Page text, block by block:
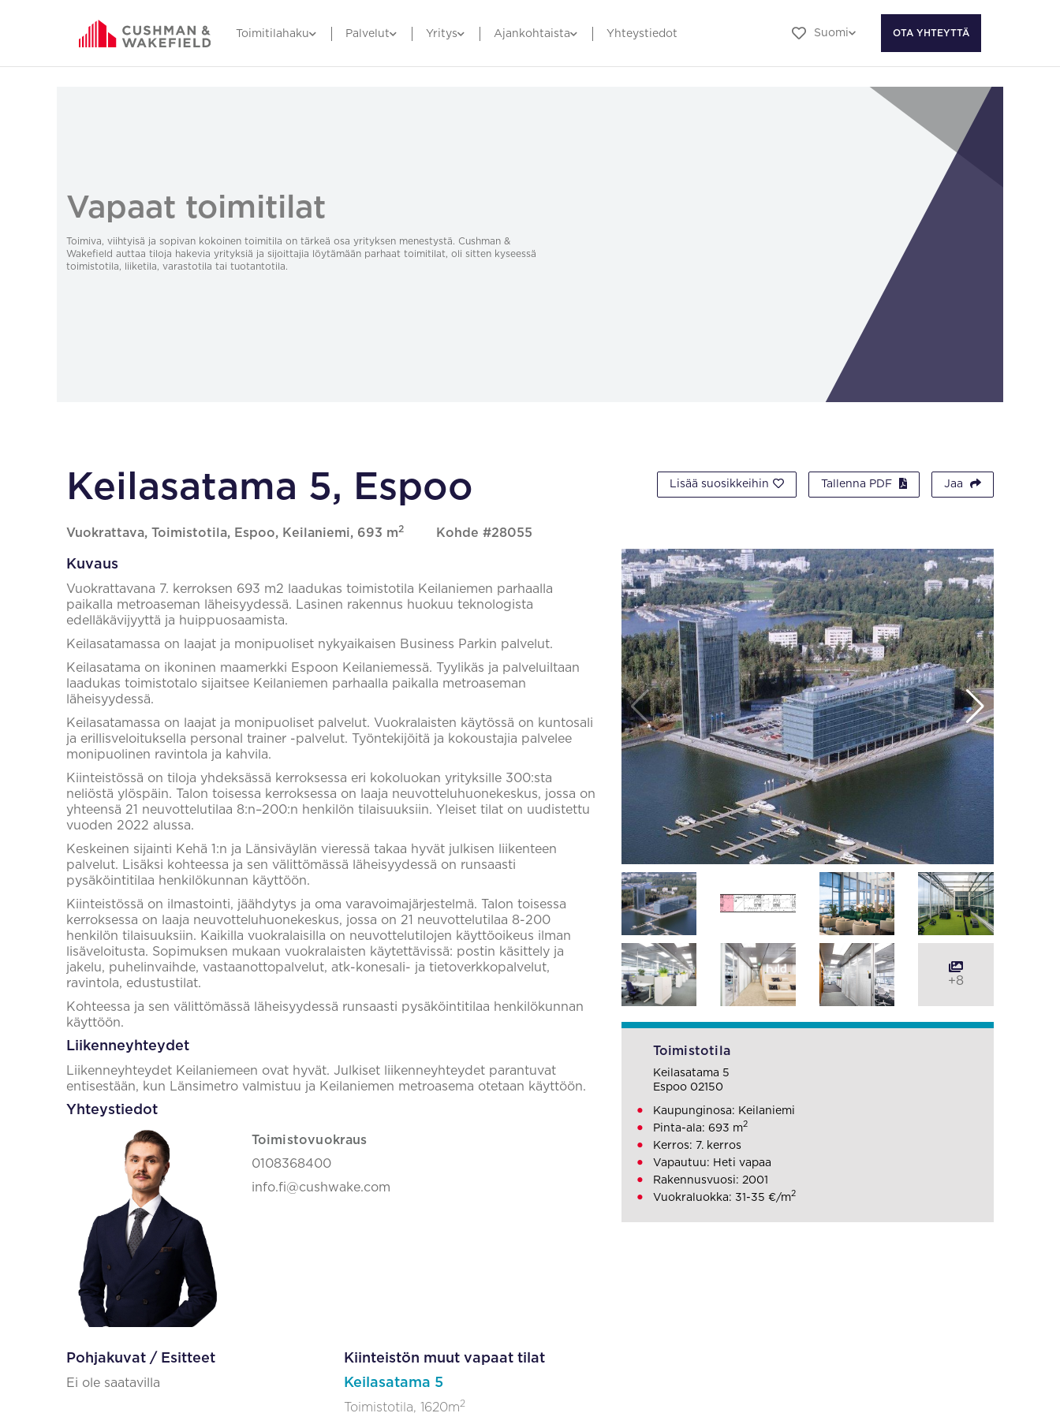
Toimitilahaku Palvelut Yritys Ajankohtaista Yhteystiedot Suomi OTA YHTEYTTÄ
Vapaat toimitilat
Toimiva, viihtyisä ja sopivan kokoinen toimitila on tärkeä osa yrityksen menestystä. Cushman &
Wakefield auttaa tiloja hakevia yrityksiä ja sijoittajia löytämään parhaat toimitilat, oli sitten kyseessä
toimistotila, liiketila, varastotila tai tuotantotila.
Keilasatama 5, Espoo
Vuokrattava, Toimistotila, Espoo, Keilaniemi, 693 m2 Kohde #28055
Lisää suosikkeihin Tallenna PDF Jaa
Kuvaus
Vuokrattavana 7. kerroksen 693 m2 laadukas toimistotila Keilaniemen parhaalla
paikalla metroaseman läheisyydessä. Lasinen rakennus huokuu teknologista
edelläkävijyyttä ja huippuosaamista.
Keilasatamassa on laajat ja monipuoliset nykyaikaisen Business Parkin palvelut.
Keilasatama on ikoninen maamerkki Espoon Keilaniemessä. Tyylikäs ja palveluiltaan
laadukas toimistotalo sijaitsee Keilaniemen parhaalla paikalla metroaseman
läheisyydessä.
Keilasatamassa on laajat ja monipuoliset palvelut. Vuokralaisten käytössä on kuntosali
ja erillisveloituksella personal trainer -palvelut. Työntekijöitä ja kokoustajia palvelee
monipuolinen ravintola ja kahvila.
Kiinteistössä on tiloja yhdeksässä kerroksessa eri kokoluokan yrityksille 300:sta
neliöstä ylöspäin. Talon toisessa kerroksessa on laaja neuvotteluhuonekeskus, jossa on
yhteensä 21 neuvottelutilaa 8:n–200:n henkilön tilaisuuksiin. Yleiset tilat on uudistettu
vuoden 2022 alussa.
Keskeinen sijainti Kehä 1:n ja Länsiväylän vieressä takaa hyvät julkisen liikenteen
palvelut. Lisäksi kohteessa ja sen välittömässä läheisyydessä on runsaasti
pysäköintitilaa henkilökunnan käyttöön.
Kiinteistössä on ilmastointi, jäähdytys ja oma varavoimajärjestelmä. Talon toisessa
kerroksessa on laaja neuvotteluhuonekeskus, jossa on 21 neuvottelutilaa 8-200
henkilön tilaisuuksiin. Kaikilla vuokralaisilla on neuvottelutilojen käyttöoikeus ilman
lisäveloitusta. Sopimuksen mukaan vuokralaisten käytettävissä: postin käsittely ja
jakelu, puhelinvaihde, vastaanottopalvelut, atk-konesali- ja tietoverkkopalvelut,
ravintola, edustustilat.
Kohteessa ja sen välittömässä läheisyydessä runsaasti pysäköintitilaa henkilökunnan
käyttöön.
Liikenneyhteydet
Liikenneyhteydet Keilaniemeen ovat hyvät. Julkiset liikenneyhteydet parantuvat
entisestään, kun Länsimetro valmistuu ja Keilaniemen metroasema otetaan käyttöön.
Yhteystiedot
Toimistovuokraus
0108368400
info.fi@cushwake.com
Pohjakuvat / Esitteet
Ei ole saatavilla
Kiinteistön muut vapaat tilat
Keilasatama 5
Toimistotila, 1620m2
+8
Toimistotila
Keilasatama 5
Espoo 02150
Kaupunginosa: Keilaniemi
Pinta-ala: 693 m2
Kerros: 7. kerros
Vapautuu: Heti vapaa
Rakennusvuosi: 2001
Vuokraluokka: 31-35 €/m2